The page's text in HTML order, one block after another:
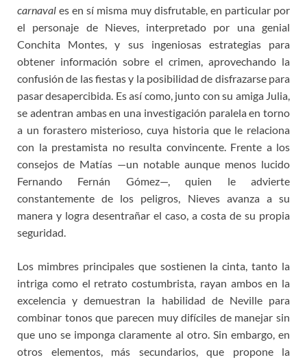
carnaval es en sí misma muy disfrutable, en particular por
el personaje de Nieves, interpretado por una genial
Conchita Montes, y sus ingeniosas estrategias para
obtener información sobre el crimen, aprovechando la
confusión de las fiestas y la posibilidad de disfrazarse para
pasar desapercibida. Es así como, junto con su amiga Julia,
se adentran ambas en una investigación paralela en torno
a un forastero misterioso, cuya historia que le relaciona
con la prestamista no resulta convincente. Frente a los
consejos de Matías —un notable aunque menos lucido
Fernando Fernán Gómez—, quien le advierte
constantemente de los peligros, Nieves avanza a su
manera y logra desentrañar el caso, a costa de su propia
seguridad.
Los mimbres principales que sostienen la cinta, tanto la
intriga como el retrato costumbrista, rayan ambos en la
excelencia y demuestran la habilidad de Neville para
combinar tonos que parecen muy difíciles de manejar sin
que uno se imponga claramente al otro. Sin embargo, en
otros elementos, más secundarios, que propone la